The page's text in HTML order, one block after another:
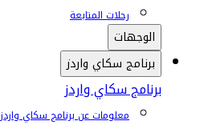
رحلات المتابعة
الوجهات
برنامج سكاي واردز
برنامج سكاي واردز
معلومات عن برنامج سكاي واردز